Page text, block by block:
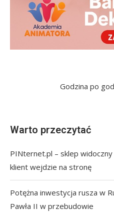
Godzina po
Warto przeczytać
PINternet.pl – sklep
klient wejdzie na stronę
Potężna inwestycja rusza w
Pawła II w przebudowie